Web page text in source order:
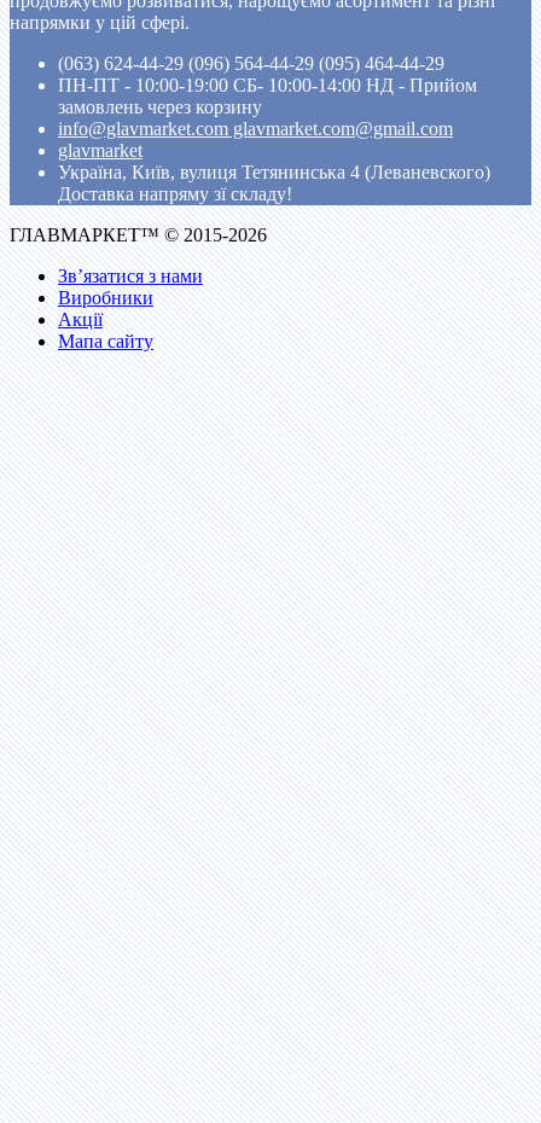
напрямки у цій сфері.
(063) 624-44-29 (096) 564-44-29 (095) 464-44-29
ПН-ПТ - 10:00-19:00 CБ- 10:00-14:00 НД - Прийом
замовлень через корзину
info@glavmarket.com glavmarket.com@gmail.com
glavmarket
Україна, Київ, вулиця Тетянинська 4 (Леваневского)
Доставка напряму зї складу!
ГЛАВМАРКЕТ™ © 2015-2026
Зв’язатися з нами
Виробники
Акції
Мапа сайту